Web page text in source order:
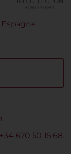
Espagne
+34 670 50 15 68